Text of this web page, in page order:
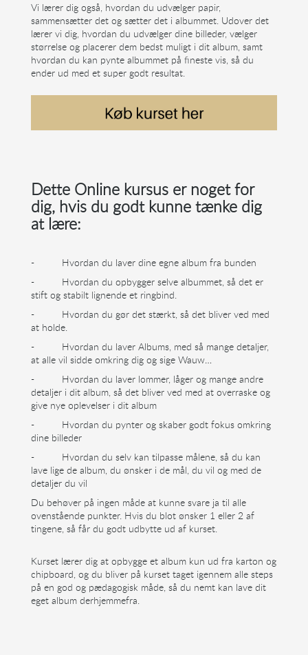
Vi lærer dig også, hvordan du udvælger papir,
sammensætter det og sætter det i albummet. Udover det
lærer vi dig, hvordan du udvælger dine billeder, vælger
størrelse og placerer dem bedst muligt i dit album, samt
hvordan du kan pynte albummet på fineste vis, så du
ender ud med et super godt resultat.
Dette Online kursus er noget for
dig, hvis du godt kunne tænke dig
at lære:
-
Hvordan du laver dine egne album fra bunden
-
Hvordan du opbygger selve albummet, så det er
stift og stabilt lignende et ringbind.
-
Hvordan du gør det stærkt, så det bliver ved med
at holde.
-
Hvordan du laver Albums, med så mange detaljer,
at alle vil sidde omkring dig og sige Wauw…
-
Hvordan du laver lommer, låger og mange andre
detaljer i dit album, så det bliver ved med at overraske og
give nye oplevelser i dit album
-
Hvordan du pynter og skaber godt fokus omkring
dine billeder
-
Hvordan du selv kan tilpasse målene, så du kan
lave lige de album, du ønsker i de mål, du vil og med de
detaljer du vil
Du behøver på ingen måde at kunne svare ja til alle
ovenstående punkter. Hvis du blot ønsker 1 eller 2 af
tingene, så får du godt udbytte ud af kurset.
Kurset lærer dig at opbygge et album kun ud fra karton og
chipboard, og du bliver på kurset taget igennem alle steps
på en god og pædagogisk måde, så du nemt kan lave dit
eget album derhjemmefra.